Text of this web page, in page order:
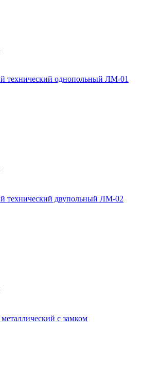
технический однопольный ЛМ-01
технический двупольный ЛМ-02
с замком